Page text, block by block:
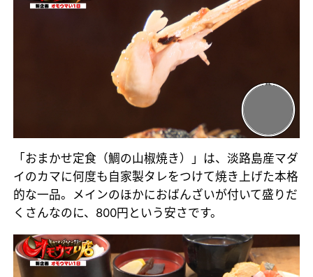
「おまかせ定食（鯛の山椒焼き）」は、淡路島産マダ
イのカマに何度も自家製タレをつけて焼き上げた本格
的な一品。メインのほかにおばんざいが付いて盛りだ
くさんなのに、800円という安さです。